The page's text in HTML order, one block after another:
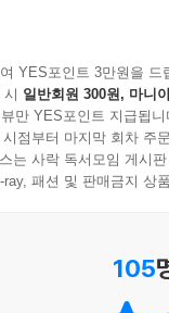
노래하던 젊은 시
성을 벌인 노동운
산에서는 무고한
던 물대포가 시민들
YES포인트 3만원을 드
일반회원 300원, 마니
만 YES포인트 지급됩니
점부터 마지막 회차 주
는 사락 독서모임 게시
패션 및 판매금지 상
105